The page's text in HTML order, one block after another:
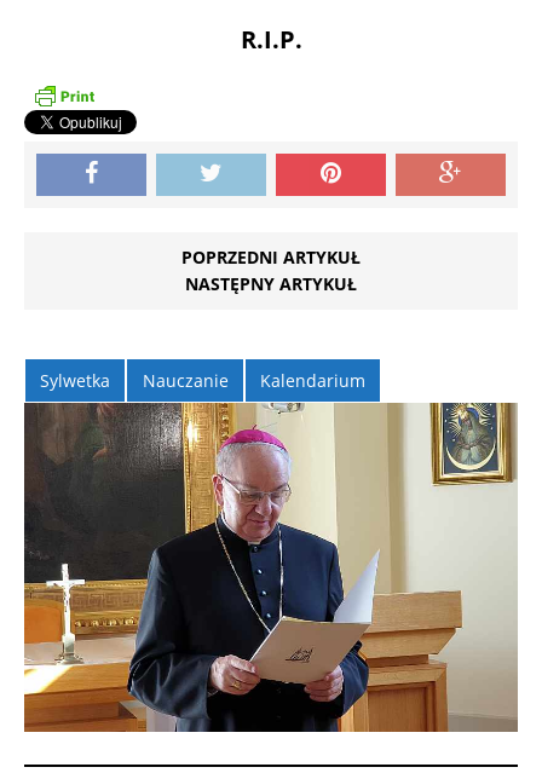
R.I.P.
POPRZEDNI ARTYKUŁ
NASTĘPNY ARTYKUŁ
Sylwetka Nauczanie Kalendarium